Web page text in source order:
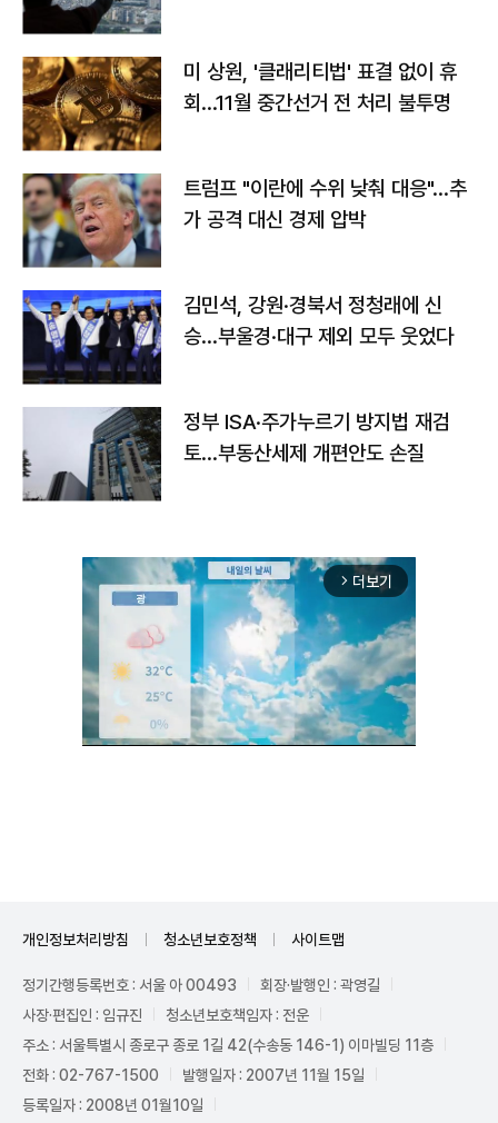
미 상원, '클래리티법' 표결 없이 휴
회…11월 중간선거 전 처리 불투명
트럼프 "이란에 수위 낮춰 대응"…추
가 공격 대신 경제 압박
김민석, 강원·경북서 정청래에 신
승…부울경·대구 제외 모두 웃었다
정부 ISA·주가누르기 방지법 재검
토…부동산세제 개편안도 손질
arrow_forward_ios 더보기
개인정보처리방침 청소년보호정책 사이트맵
정기간행등록번호 : 서울 아 00493
회장·발행인 : 곽영길
사장·편집인 : 임규진
청소년보호책임자 : 전운
주소 : 서울특별시 종로구 종로 1길 42(수송동 146-1) 이마빌딩 11층
전화 : 02-767-1500
발행일자 : 2007년 11월 15일
등록일자 : 2008년 01월10일